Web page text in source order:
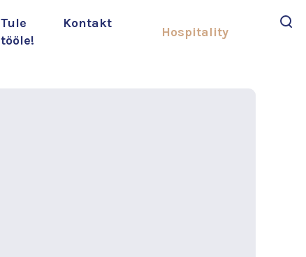
Tule
tööle!
Kontakt
Hospitality